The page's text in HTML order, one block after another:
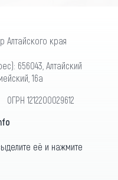
Алтайского края
656043, Алтайский
16а
1212200029612
её и нажмите